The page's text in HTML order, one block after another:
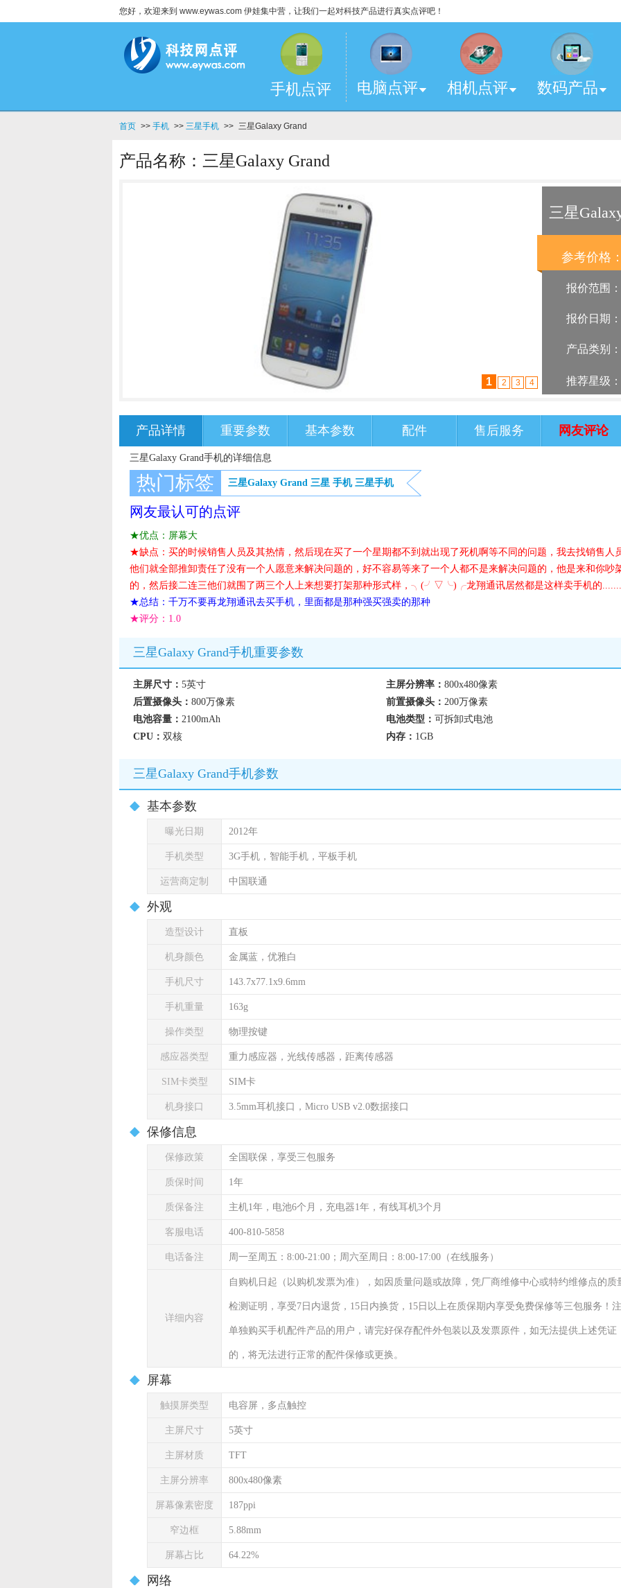
您好，欢迎来到 www.eywas.com 伊娃集中营，让我们一起对科技产品进行真实点评吧！
手机点评 电脑点评 相机点评 数码产品
首页 >> 手机 >> 三星手机 >> 三星Galaxy Grand
产品名称：三星Galaxy Grand
1 2 3 4
三星
参考价格
报价范围：
报价日期：
产品类别：
推荐星级：
产品详情 重要参数 基本参数 配件 售后服务 网友评论
三星Galaxy Grand手机的详细信息
热门标签 三星Galaxy Grand 三星 手机 三星手机
网友最认可的点评
★优点：屏幕大
★缺点：买的时候销售人员及其热情，然后现在买了一个星期都不到就出现了死机啊等不同的问题，我去找销售人
他们就全部推卸责任了没有一个人愿意来解决问题的，好不容易等来了一个人都不是来解决问题的，他是来和你吵
的，然后接二连三他们就围了两三个人上来想要打架那种形式样，╮(╯▽╰)╭龙翔通讯居然都是这样卖手机的.......
★总结：千万不要再龙翔通讯去买手机，里面都是那种强买强卖的那种
★评分： 1.0
三星Galaxy Grand手机重要参数
主屏尺寸： 5英寸 主屏分辨率： 800x480像素
后置摄像头： 800万像素 前置摄像头： 200万像素
电池容量： 2100mAh 电池类型： 可拆卸式电池
CPU： 双核 内存： 1GB
三星Galaxy Grand手机参数
基本参数
曝光日期 2012年
手机类型 3G手机，智能手机，平板手机
运营商定制 中国联通
外观
造型设计 直板
机身颜色 金属蓝，优雅白
手机尺寸 143.7x77.1x9.6mm
手机重量 163g
操作类型 物理按键
感应器类型 重力感应器，光线传感器，距离传感器
SIM卡类型 SIM卡
机身接口 3.5mm耳机接口，Micro USB v2.0数据接口
保修信息
保修政策 全国联保，享受三包服务
质保时间 1年
质保备注 主机1年，电池6个月，充电器1年，有线耳机3个月
客服电话 400-810-5858
电话备注 周一至周五：8:00-21:00；周六至周日：8:00-17:00（在线服务）
详细内容
自购机日起（以购机发票为准），如因质量问题或故障，凭厂商维修中心或特约维修点的质
检测证明，享受7日内退货，15日内换货，15日以上在质保期内享受免费保修等三包服务！
单独购买手机配件产品的用户，请完好保存配件外包装以及发票原件，如无法提供上述凭证
的，将无法进行正常的配件保修或更换。
屏幕
触摸屏类型 电容屏，多点触控
主屏尺寸 5英寸
主屏材质 TFT
主屏分辨率 800x480像素
屏幕像素密度 187ppi
窄边框 5.88mm
屏幕占比 64.22%
网络